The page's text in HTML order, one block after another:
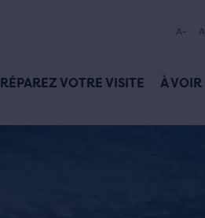
A- A
VOTRE VISITE À VOIR